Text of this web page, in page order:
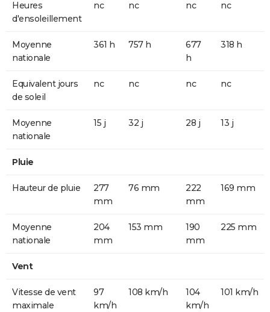
Heures
d'ensoleillement
nc nc nc nc
Moyenne
nationale
361 h 757 h
677
h
318 h
Equivalent jours
de soleil
nc nc nc nc
Moyenne
nationale
15 j 32 j 28 j 13 j
Pluie
Hauteur de pluie
277
mm
76 mm
222
mm
169 mm
Moyenne
nationale
204
mm
153 mm
190
mm
225 mm
Vent
Vitesse de vent
maximale
97
km/h
108 km/h
104
km/h
101 km/h